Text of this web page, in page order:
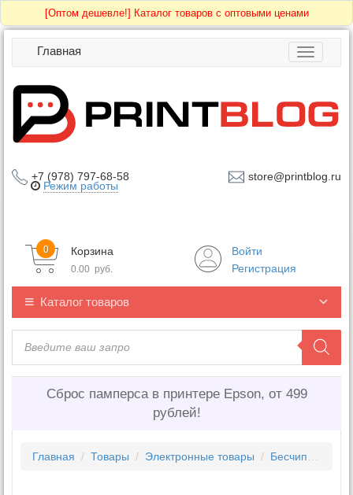
[Оптом дешевле!] Каталог товаров с оптовыми ценами
Toggle
Главная
+7 (978) 797-68-58 store@printblog.ru
Режим работы
Корзина
0
0.00 руб.
Войти
Регистрация
Каталог товаров
Сброс памперса в принтере Epson, от 499
рублей!
Главная / Товары / Электронные товары / Бесчиповые прошивки PANTUM 2